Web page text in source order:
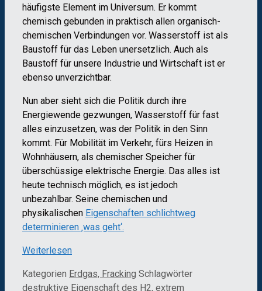
häufigste Element im Universum. Er kommt
chemisch gebunden in praktisch allen organisch-
chemischen Verbindungen vor. Wasserstoff ist als
Baustoff für das Leben unersetzlich. Auch als
Baustoff für unsere Industrie und Wirtschaft ist er
ebenso unverzichtbar.
Nun aber sieht sich die Politik durch ihre
Energiewende gezwungen, Wasserstoff für fast
alles einzusetzen, was der Politik in den Sinn
kommt. Für Mobilität im Verkehr, fürs Heizen in
Wohnhäusern, als chemischer Speicher für
überschüssige elektrische Energie. Das alles ist
heute technisch möglich, es ist jedoch
unbezahlbar. Seine chemischen und
physikalischen Eigenschaften schlichtweg
determinieren ‚was geht‘.
Weiterlesen
Kategorien Erdgas, Fracking Schlagwörter
destruktive Eigenschaft des H2, extrem